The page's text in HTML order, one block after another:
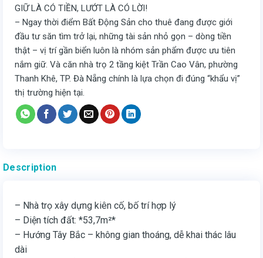
GIỮ LÀ CÓ TIỀN, LƯỚT LÀ CÓ LỜI!
– Ngay thời điểm Bất Động Sản cho thuê đang được giới
đầu tư săn tìm trở lại, những tài sản nhỏ gọn – dòng tiền
thật – vị trí gần biển luôn là nhóm sản phẩm được ưu tiên
nắm giữ. Và căn nhà trọ 2 tầng kiệt Trần Cao Vân, phường
Thanh Khê, TP. Đà Nẵng chính là lựa chọn đi đúng “khẩu vị”
thị trường hiện tại.
Description
– Nhà trọ xây dựng kiên cố, bố trí hợp lý
– Diện tích đất: *53,7m²*
– Hướng Tây Bắc – không gian thoáng, dễ khai thác lâu
dài